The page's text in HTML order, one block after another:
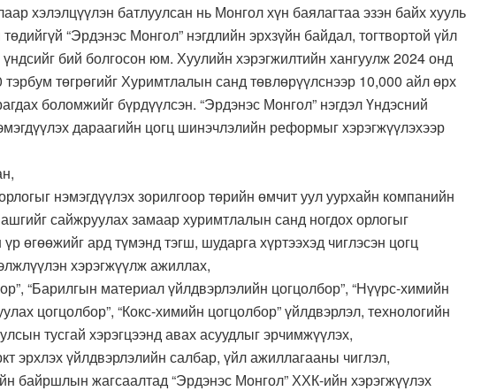
хэлэлцүүлэн батлуулсан нь Монгол хүн баялагтаа эзэн байх хууль
“Эрдэнэс Монгол” нэгдлийн эрхзүйн байдал, тогтвортой үйл
бий болгосон юм. Хуулийн хэрэгжилтийн хангуулж 2024 онд
тэрбум төгрөгийг Хуримтлалын санд төвлөрүүлснээр 10,000 айл өрх
боломжийг бүрдүүлсэн. “Эрдэнэс Монгол” нэгдэл Үндэсний
дараагийн цогц шинэчлэлийн реформыг хэрэгжүүлэхээр
нэмэгдүүлэх зорилгоор төрийн өмчит уул уурхайн компанийн
сайжруулах замаар хуримтлалын санд ногдох орлогыг
өгөөжийг ард түмэнд тэгш, шударга хүртээхэд чиглэсэн цогц
хэрэгжүүлж ажиллах,
“Барилгын материал үйлдвэрлэлийн цогцолбор”, “Нүүрс-химийн
цогцолбор”, “Кокс-химийн цогцолбор” үйлдвэрлэл, технологийн
тусгай хэрэгцээнд авах асуудлыг эрчимжүүлэх,
эрхлэх үйлдвэрлэлийн салбар, үйл ажиллагааны чиглэл,
байршлын жагсаалтад “Эрдэнэс Монгол” ХХК-ийн хэрэгжүүлэх